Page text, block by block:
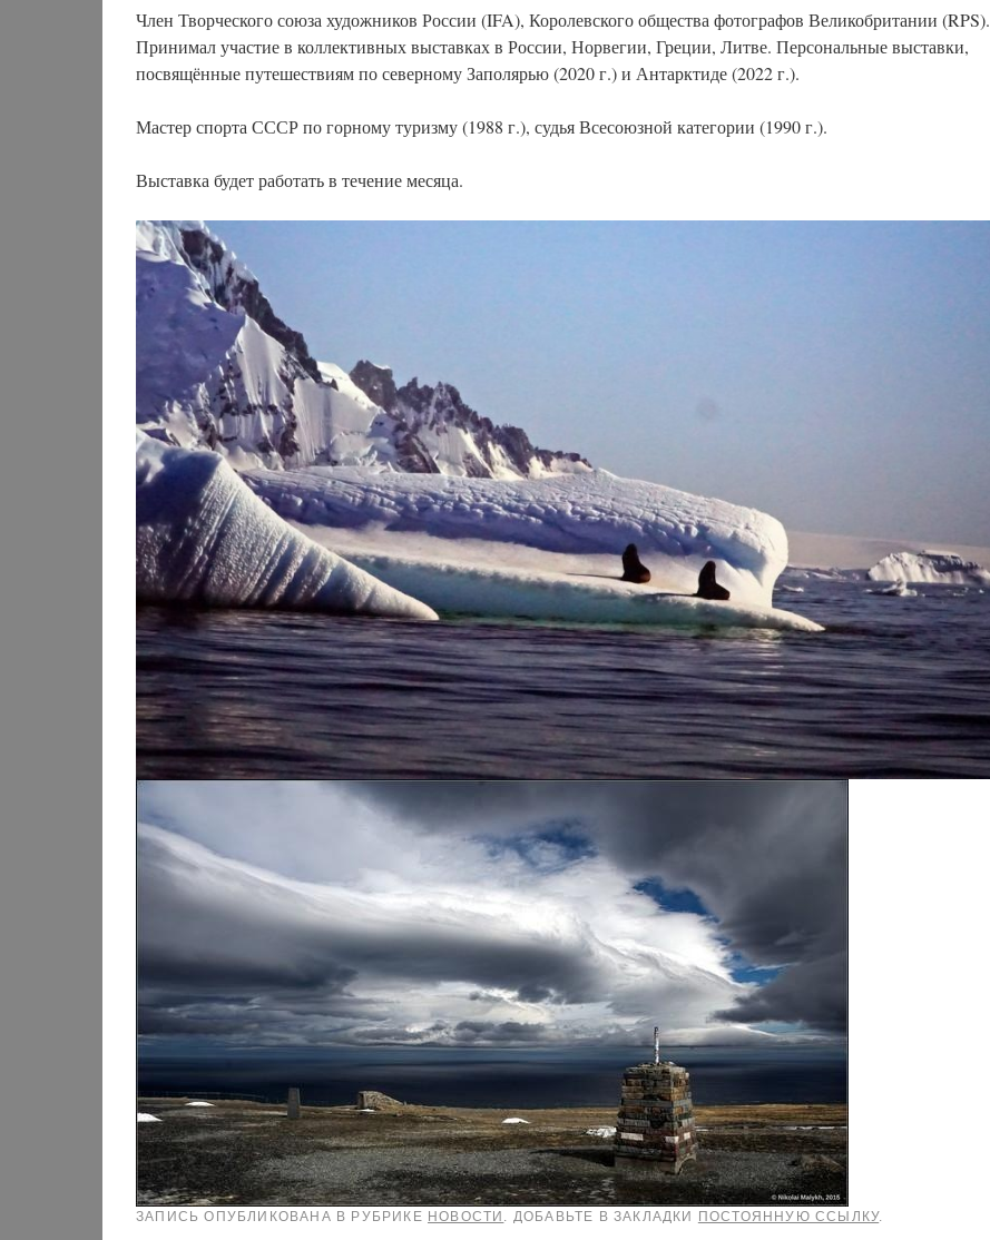
Член Творческого союза художников России (IFA), Королевского общества фотографов Великобритании (RPS).
Принимал участие в коллективных выставках в России, Норвегии, Греции, Литве. Персональные выставки,
посвящённые путешествиям по северному Заполярью (2020 г.) и Антарктиде (2022 г.).
Мастер спорта СССР по горному туризму (1988 г.), судья Всесоюзной категории (1990 г.).
Выставка будет работать в течение месяца.
ЗАПИСЬ ОПУБЛИКОВАНА В РУБРИКЕ НОВОСТИ . ДОБАВЬТЕ В ЗАКЛАДКИ ПОСТОЯННУЮ ССЫЛКУ.